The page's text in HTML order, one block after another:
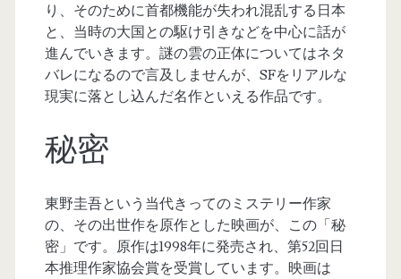
り、そのために首都機能が失われ混乱する日本
と、当時の大国との駆け引きなどを中心に話が
進んでいきます。謎の雲の正体についてはネタ
バレになるので言及しませんが、SFをリアルな
現実に落とし込んだ名作といえる作品です。
秘密
東野圭吾という当代きってのミステリー作家
の、その出世作を原作とした映画が、この「秘
密」です。原作は1998年に発売され、第52回日
本推理作家協会賞を受賞しています。映画は